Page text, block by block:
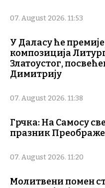
07. August 2026. 11:53
У Даласу ће
композиција
Златоустог,
Димитрију
07. August 2026. 11:38
Грчка: На Самосу
празник
07. August 2026. 11:20
Молитвени помен